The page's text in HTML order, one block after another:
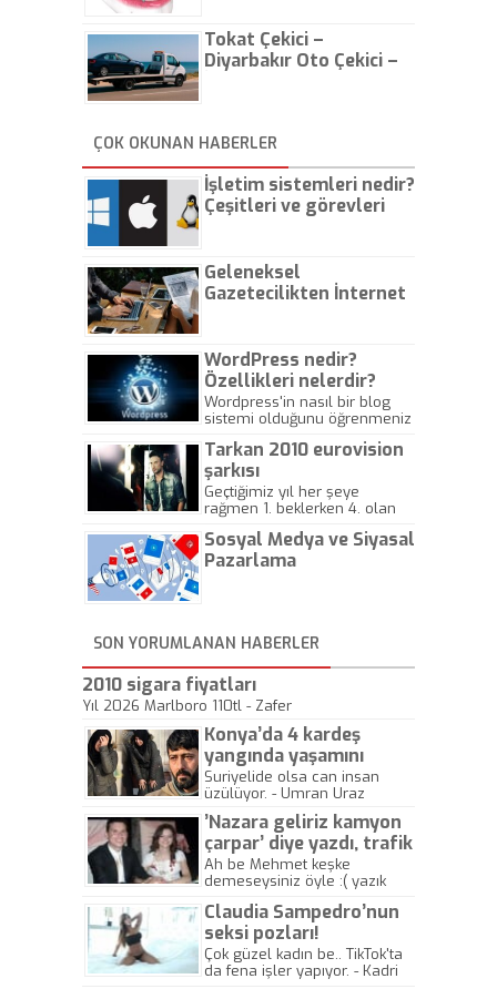
Tokat Çekici –
Diyarbakır Oto Çekici –
ÇOK OKUNAN HABERLER
İşletim sistemleri nedir?
Çeşitleri ve görevleri
Geleneksel
Gazetecilikten İnternet
WordPress nedir?
Özellikleri nelerdir?
Wordpress'in nasıl bir blog
sistemi olduğunu öğrenmeniz
Tarkan 2010 eurovision
şarkısı
Geçtiğimiz yıl her şeye
rağmen 1. beklerken 4. olan
gösterisinin bu yarışmada
önemli olmadığını anlamıştır.
Sosyal Medya ve Siyasal
Pazarlama
SON YORUMLANAN HABERLER
2010 sigara fiyatları
Yıl 2026 Marlboro 110tl - Zafer
Konya’da 4 kardeş
yangında yaşamını
yitirdi
Suriyelide olsa can insan
üzülüyor. - Umran Uraz
’Nazara geliriz kamyon
çarpar’ diye yazdı, trafik
kazasında öldü!
Ah be Mehmet keşke
demeseysiniz öyle :( yazık
Claudia Sampedro’nun
seksi pozları!
Çok güzel kadın be.. TikTok'ta
da fena işler yapıyor. - Kadri